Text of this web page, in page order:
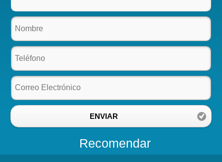
ENVIAR
Recomendar